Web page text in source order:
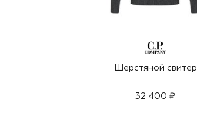
Шерстяной свитер
32 400 ₽